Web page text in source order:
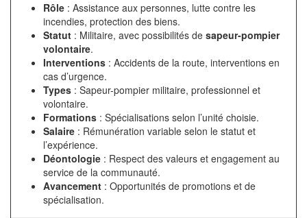
Rôle : Assistance aux personnes, lutte contre les
incendies, protection des biens.
Statut : Militaire, avec possibilités de sapeur-pompier
volontaire.
Interventions : Accidents de la route, interventions en
cas d’urgence.
Types : Sapeur-pompier militaire, professionnel et
volontaire.
Formations : Spécialisations selon l’unité choisie.
Salaire : Rémunération variable selon le statut et
l’expérience.
Déontologie : Respect des valeurs et engagement au
service de la communauté.
Avancement : Opportunités de promotions et de
spécialisation.